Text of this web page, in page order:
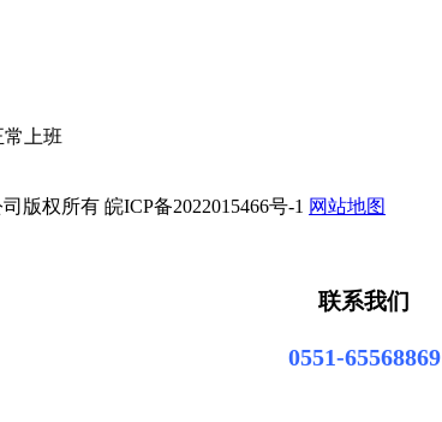
常上班
版权所有 皖ICP备2022015466号-1 网站地图
联系我们
0551-65568869